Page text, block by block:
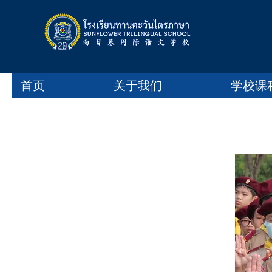
首页 关于我们 学校课